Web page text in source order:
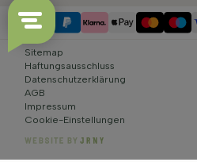
Sitemap
Haftungsausschluss
Datenschutzerklärung
AGB
Impressum
Cookie-Einstellungen